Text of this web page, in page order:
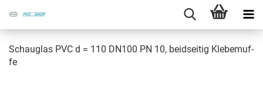
Schau­glas PVC d = 110 DN100 PN 10, beid­sei­tig Kle­be­muf­
fe